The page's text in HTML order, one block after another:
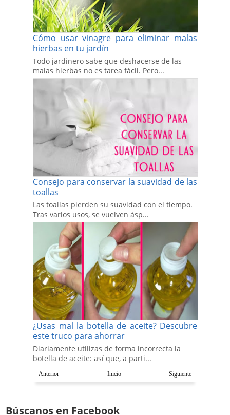
Cómo usar vinagre para eliminar malas
hierbas en tu jardín
Todo jardinero sabe que deshacerse de las
malas hierbas no es tarea fácil. Pero...
Consejo para conservar la suavidad de las
toallas
Las toallas pierden su suavidad con el tiempo.
Tras varios usos, se vuelven ásp...
¿Usas mal la botella de aceite? Descubre
este truco para ahorrar
Diariamente utilizas de forma incorrecta la
botella de aceite: así que, a parti...
Anterior Siguiente
Inicio
Búscanos en Facebook